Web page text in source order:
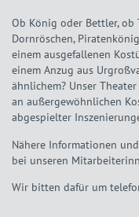
Ob König oder Bettler,
Dornröschen,
einem ausgefallenen
einem Anzug aus
ähnlichem? Unser
an außergewöhnlichen
abgespielter
Nähere Informationen
bei unseren
Wir bitten dafür um